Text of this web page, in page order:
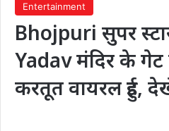
Entertainment
Bhojpuri सुपर
Yadav मंदिर के गेट
करतूत वायरल हुई,